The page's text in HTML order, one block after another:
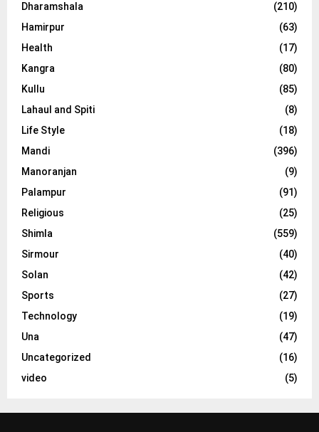
Dharamshala
(210)
Hamirpur
(63)
Health
(17)
Kangra
(80)
Kullu
(85)
Lahaul and Spiti
(8)
Life Style
(18)
Mandi
(396)
Manoranjan
(9)
Palampur
(91)
Religious
(25)
Shimla
(559)
Sirmour
(40)
Solan
(42)
Sports
(27)
Technology
(19)
Una
(47)
Uncategorized
(16)
video
(5)